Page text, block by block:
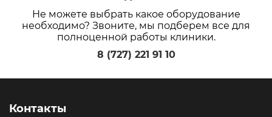
Не можете выбрать какое оборудование
необходимо? Звоните, мы подберем все для
полноценной работы клиники.
8 (727) 221 91 10
Контакты